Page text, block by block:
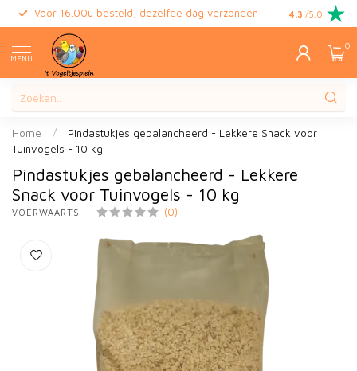
Voor 16.00u besteld, dezelfde dag verzonden Gratis
4.3 /5.0
MENU
0
Home /
Pindastukjes gebalancheerd - Lekkere Snack voor
Tuinvogels - 10 kg
Pindastukjes gebalancheerd - Lekkere
Snack voor Tuinvogels - 10 kg
VOERWAARTS (0)